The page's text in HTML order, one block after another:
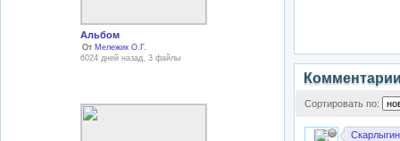
Альбом
От Мележик О.Г.
6024 дней назад, 3 файлы
Сортировать по: